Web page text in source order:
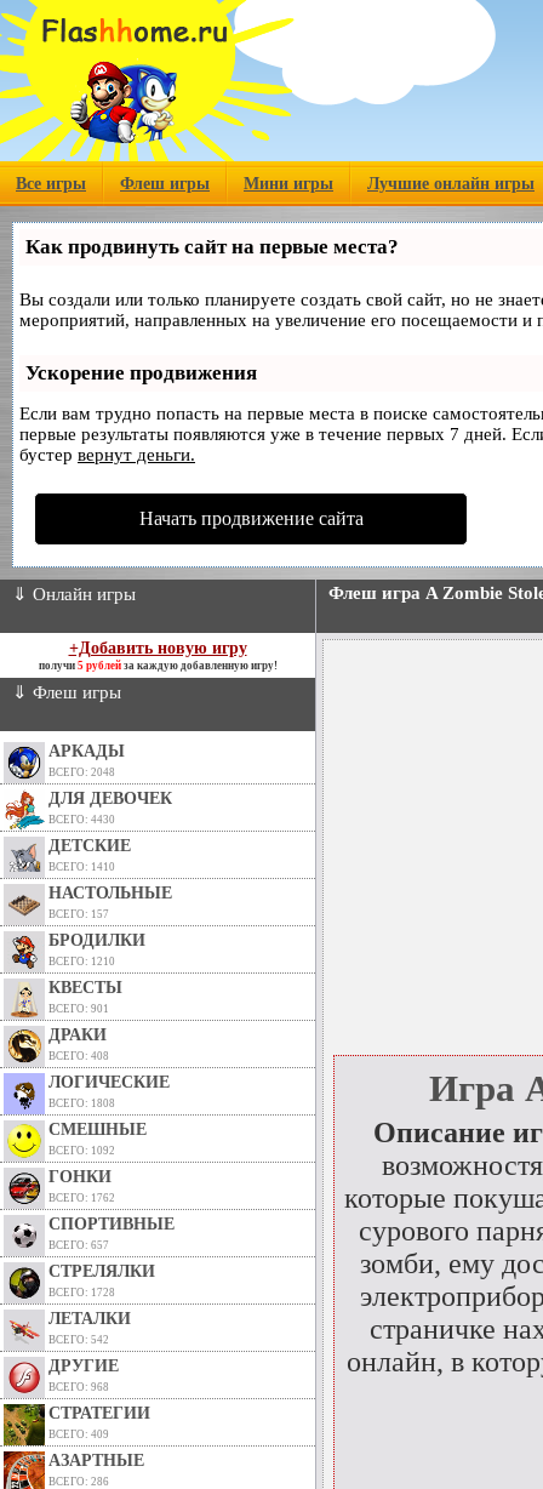
Все игры Флеш игры Мини игры Лучшие онлайн игры
Как продвинуть сайт на первые места?
Вы создали или только планируете создать свой сайт, но не
мероприятий, направленных на увеличение его посещаемости
Ускорение продвижения
Если вам трудно попасть на первые места в поиске
первые результаты появляются уже в течение первых 7 дней.
бустер вернут деньги.
Начать продвижение сайта
⇓ Онлайн игры
+Добавить новую игру
получи 5 рублейза каждую добавленную игру!
⇓ Флеш игры
АРКАДЫ
ВСЕГО: 2048
ДЛЯ ДЕВОЧЕК
ВСЕГО: 4430
ДЕТСКИЕ
ВСЕГО: 1410
НАСТОЛЬНЫЕ
ВСЕГО: 157
БРОДИЛКИ
ВСЕГО: 1210
КВЕСТЫ
ВСЕГО: 901
ДРАКИ
ВСЕГО: 408
ЛОГИЧЕСКИЕ
ВСЕГО: 1808
СМЕШНЫЕ
ВСЕГО: 1092
ГОНКИ
ВСЕГО: 1762
СПОРТИВНЫЕ
ВСЕГО: 657
СТРЕЛЯЛКИ
ВСЕГО: 1728
ЛЕТАЛКИ
ВСЕГО: 542
ДРУГИЕ
ВСЕГО: 968
СТРАТЕГИИ
ВСЕГО: 409
АЗАРТНЫЕ
ВСЕГО: 286
Флеш игра A Zombie
Игра
Описание
которые
сурового
зомби, ему
страничке
онлайн, в